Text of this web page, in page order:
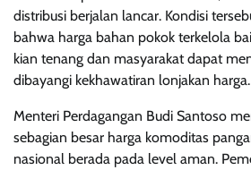
distribusi berjalan lancar. Kondisi
bahwa harga bahan pokok terkelola
kian tenang dan masyarakat dapat
dibayangi kekhawatiran lonjakan harga.
Menteri Perdagangan Budi Santoso
sebagian besar harga komoditas
nasional berada pada level aman.